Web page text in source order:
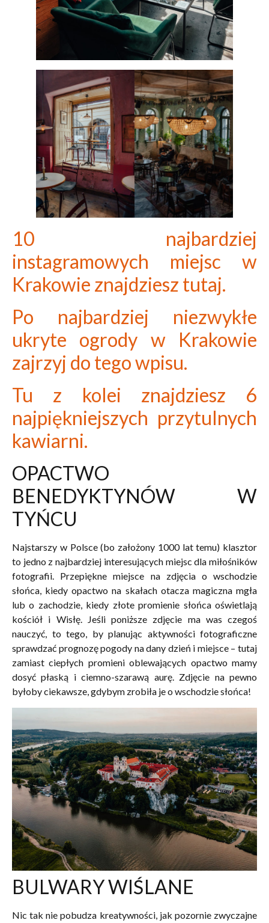
10 najbardziej
instagramowych miejsc w
Krakowie znajdziesz tutaj.
Po najbardziej niezwykłe
ukryte ogrody w Krakowie
zajrzyj do tego wpisu.
Tu z kolei znajdziesz 6
najpiękniejszych przytulnych
kawiarni.
OPACTWO
BENEDYKTYNÓW W
TYŃCU
Najstarszy w Polsce (bo założony 1000 lat temu) klasztor
to jedno z najbardziej interesujących miejsc dla miłośników
fotografii. Przepiękne miejsce na zdjęcia o wschodzie
słońca, kiedy opactwo na skałach otacza magiczna mgła
lub o zachodzie, kiedy złote promienie słońca oświetlają
kościół i Wisłę. Jeśli poniższe zdjęcie ma was czegoś
nauczyć, to tego, by planując aktywności fotograficzne
sprawdzać prognozę pogody na dany dzień i miejsce – tutaj
zamiast ciepłych promieni oblewających opactwo mamy
dosyć płaską i ciemno-szarawą aurę. Zdjęcie na pewno
byłoby ciekawsze, gdybym zrobiła je o wschodzie słońca!
BULWARY WIŚLANE
Nic tak nie pobudza kreatywności, jak pozornie zwyczajne